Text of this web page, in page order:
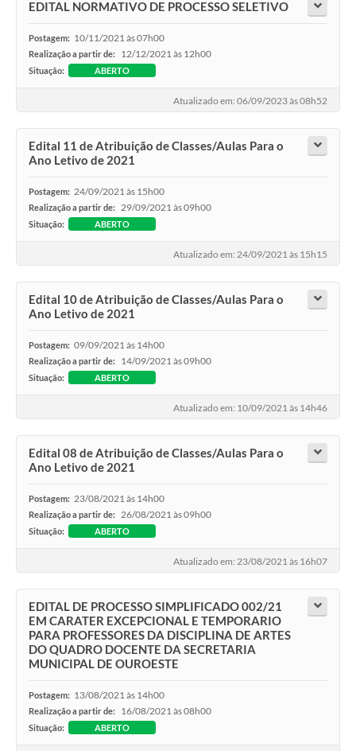
EDITAL NORMATIVO DE PROCESSO SELETIVO
Postagem: 10/11/2021 às 07h00
Realização a partir de: 12/12/2021 às 12h00
Situação: ABERTO
Atualizado em: 06/09/2023 às 08h52
Edital 11 de Atribuição de Classes/Aulas Para o
Ano Letivo de 2021
Postagem: 24/09/2021 às 15h00
Realização a partir de: 29/09/2021 às 09h00
Situação: ABERTO
Atualizado em: 24/09/2021 às 15h15
Edital 10 de Atribuição de Classes/Aulas Para o
Ano Letivo de 2021
Postagem: 09/09/2021 às 14h00
Realização a partir de: 14/09/2021 às 09h00
Situação: ABERTO
Atualizado em: 10/09/2021 às 14h46
Edital 08 de Atribuição de Classes/Aulas Para o
Ano Letivo de 2021
Postagem: 23/08/2021 às 14h00
Realização a partir de: 26/08/2021 às 09h00
Situação: ABERTO
Atualizado em: 23/08/2021 às 16h07
EDITAL DE PROCESSO SIMPLIFICADO 002/21
EM CARATER EXCEPCIONAL E TEMPORARIO
PARA PROFESSORES DA DISCIPLINA DE ARTES
DO QUADRO DOCENTE DA SECRETARIA
MUNICIPAL DE OUROESTE
Postagem: 13/08/2021 às 14h00
Realização a partir de: 16/08/2021 às 08h00
Situação: ABERTO